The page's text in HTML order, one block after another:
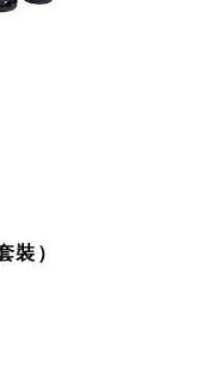
裝）